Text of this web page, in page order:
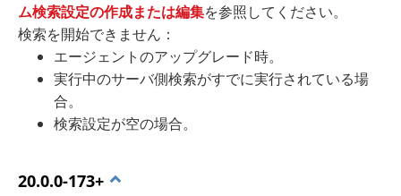
ム検索設定の作成または編集を参照してください。
検索を開始できません：
エージェントのアップグレード時。
実行中のサーバ側検索がすでに実行されている場
合。
検索設定が空の場合。
20.0.0-173+